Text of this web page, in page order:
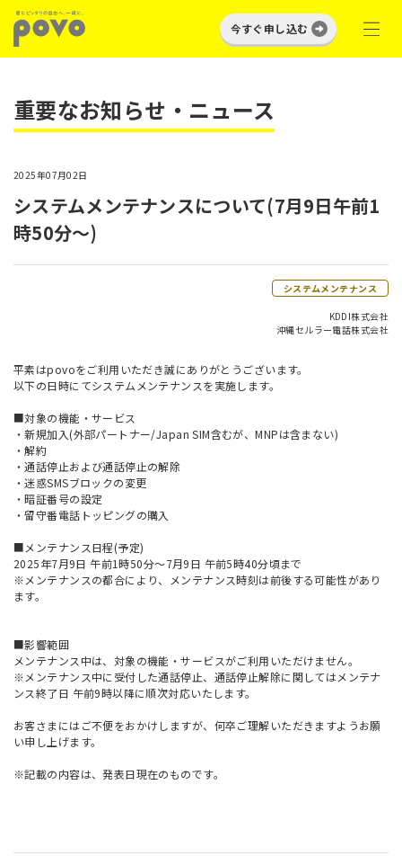
今すぐ申し込む
重要なお知らせ・ニュース
2025年07月02日
システムメンテナンスについて(7月9日午前1
時50分～)
システムメンテナンス
KDDI株式会社
沖縄セルラー電話株式会社
平素はpovoをご利用いただき誠にありがとうございます。
以下の日時にてシステムメンテナンスを実施します。
■対象の機能・サービス
・新規加入(外部パートナー/Japan SIM含むが、MNPは含まない)
・解約
・通話停止および通話停止の解除
・迷惑SMSブロックの変更
・暗証番号の設定
・留守番電話トッピングの購入
■メンテナンス日程(予定)
2025年7月9日 午前1時50分～7月9日 午前5時40分頃まで
※メンテナンスの都合により、メンテナンス時刻は前後する可能性があり
ます。
■影響範囲
メンテナンス中は、対象の機能・サービスがご利用いただけません。
※メンテナンス中に受付した通話停止、通話停止解除に関してはメンテナ
ンス終了日 午前9時以降に順次対応いたします。
お客さまにはご不便をおかけしますが、何卒ご理解いただきますようお願
い申し上げます。
※記載の内容は、発表日現在のものです。